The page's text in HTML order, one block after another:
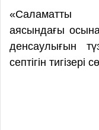
«Саламатты
аясындағы
денсаулығын
септігін тигізері